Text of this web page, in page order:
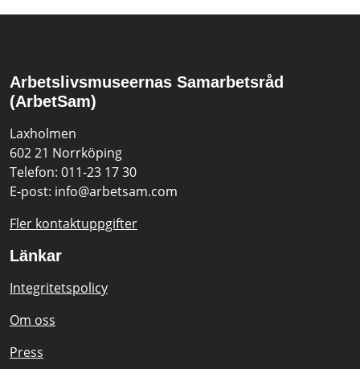
Arbetslivsmuseernas Samarbetsråd
(ArbetSam)
Laxholmen
602 21 Norrköping
Telefon: 011-23 17 30
E-post: info@arbetsam.com
Fler kontaktuppgifter
Länkar
Integritetspolicy
Om oss
Press